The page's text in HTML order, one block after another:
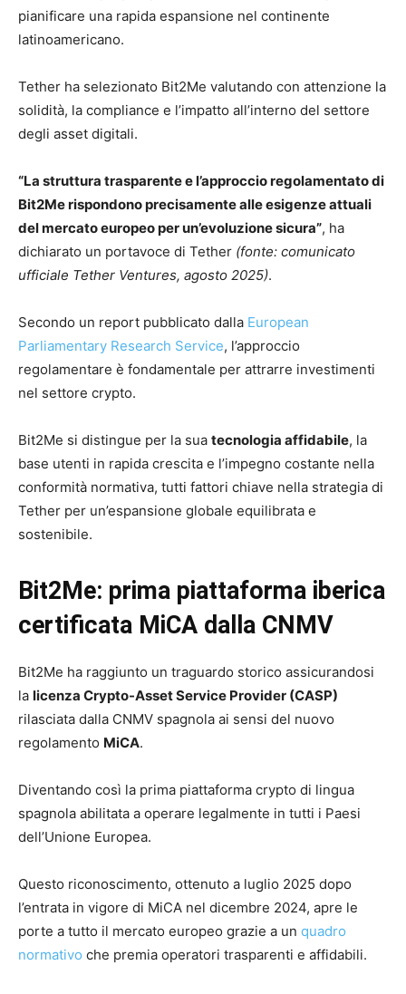
pianificare una rapida espansione nel continente
latinoamericano.
Tether ha selezionato Bit2Me valutando con attenzione la
solidità, la compliance e l’impatto all’interno del settore
degli asset digitali.
“La struttura trasparente e l’approccio regolamentato di
Bit2Me rispondono precisamente alle esigenze attuali
del mercato europeo per un’evoluzione sicura”, ha
dichiarato un portavoce di Tether (fonte: comunicato
ufficiale Tether Ventures, agosto 2025).
Secondo un report pubblicato dalla European
Parliamentary Research Service, l’approccio
regolamentare è fondamentale per attrarre investimenti
nel settore crypto.
Bit2Me si distingue per la sua tecnologia affidabile, la
base utenti in rapida crescita e l’impegno costante nella
conformità normativa, tutti fattori chiave nella strategia di
Tether per un’espansione globale equilibrata e
sostenibile.
Bit2Me: prima piattaforma iberica
certificata MiCA dalla CNMV
Bit2Me ha raggiunto un traguardo storico assicurandosi
la licenza Crypto-Asset Service Provider (CASP)
rilasciata dalla CNMV spagnola ai sensi del nuovo
regolamento MiCA.
Diventando così la prima piattaforma crypto di lingua
spagnola abilitata a operare legalmente in tutti i Paesi
dell’Unione Europea.
Questo riconoscimento, ottenuto a luglio 2025 dopo
l’entrata in vigore di MiCA nel dicembre 2024, apre le
porte a tutto il mercato europeo grazie a un quadro
normativo che premia operatori trasparenti e affidabili.